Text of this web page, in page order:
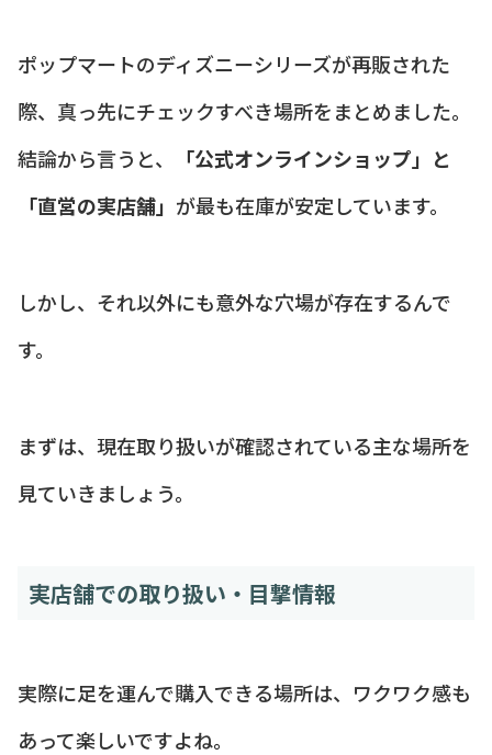
ポップマートのディズニーシリーズが再販された
際、真っ先にチェックすべき場所をまとめました。
結論から言うと、
「公式オンラインショップ」と
「直営の実店舗」 が最も在庫が安定しています。
しかし、それ以外にも意外な穴場が存在するんで
す。
まずは、現在取り扱いが確認されている主な場所を
見ていきましょう。
実店舗での取り扱い・目撃情報
実際に足を運んで購入できる場所は、ワクワク感も
あって楽しいですよね。